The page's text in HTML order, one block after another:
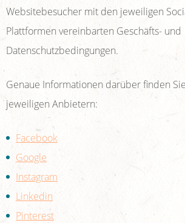
Websitebesucher mit den jeweiligen
Plattformen vereinbarten Geschäfts- und
Datenschutzbedingungen.
Genaue Informationen darüber finden
jeweiligen Anbietern:
Facebook
Google
Instagram
Linkedin
Pinterest